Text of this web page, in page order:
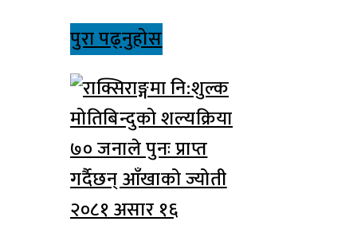
पुरा पढ्नुहोस
२०८१ असार १६